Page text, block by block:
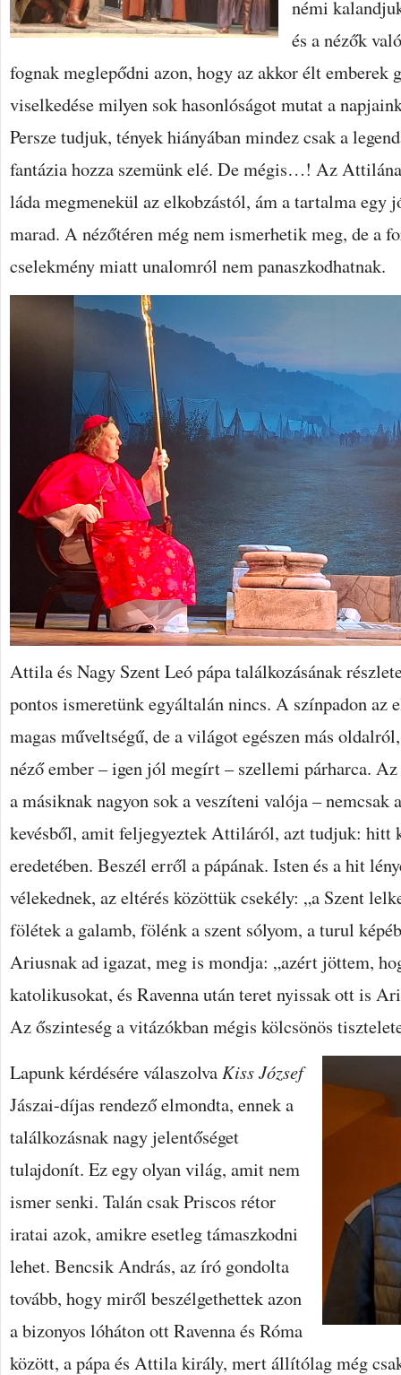
némi
és a nézők
fognak meglepődni azon, hogy az akkor élt emberek
viselkedése milyen sok hasonlóságot mutat a
Persze tudjuk, tények hiányában mindez csak a
fantázia hozza szemünk elé. De mégis…! Az
láda megmenekül az elkobzástól, ám a tartalma egy
marad. A nézőtéren még nem ismerhetik meg, de a
cselekmény miatt unalomról nem panaszkodhatnak.
Attila és Nagy Szent Leó pápa találkozásának
pontos ismeretünk egyáltalán nincs. A színpadon az
magas műveltségű, de a világot egészen más
néző ember – igen jól megírt – szellemi párharca.
a másiknak nagyon sok a veszíteni valója – nemcsak
kevésből, amit feljegyeztek Attiláról, azt tudjuk: hitt
eredetében. Beszél erről a pápának. Isten és a hit
vélekednek, az eltérés közöttük csekély: „a Szent
fölétek a galamb, fölénk a szent sólyom, a turul
Ariusnak ad igazat, meg is mondja: „azért jöttem,
katolikusokat, és Ravenna után teret nyissak ott is
Az őszinteség a vitázókban mégis kölcsönös
Lapunk kérdésére válaszolvaKiss József
Jászai-díjas rendező elmondta, ennek a
találkozásnak nagy jelentőséget
tulajdonít. Ez egy olyan világ, amit nem
ismer senki. Talán csak Priscos rétor
iratai azok, amikre esetleg támaszkodni
lehet. Bencsik András, az író gondolta
tovább, hogy miről beszélgethettek azon
a bizonyos lóháton ott Ravenna és Róma
között, a pápa és Attila király, mert állítólag még